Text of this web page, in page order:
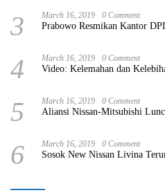
3 March 16, 2019 0 Comment
Prabowo Resmikan Kantor
4 March 16, 2019 0 Comment
Video: Kelemahan dan
5 March 16, 2019 0 Comment
Aliansi Nissan-Mitsubishi
6 March 16, 2019 0 Comment
Sosok New Nissan Livina